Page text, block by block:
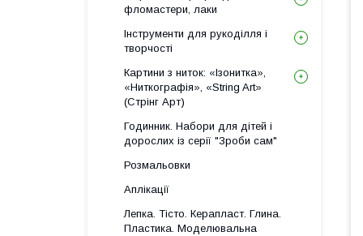
фломастери, лаки
Інструменти для рукоділля і
творчості
Картини з ниток: «Ізонитка»,
«Ниткографія», «String Art»
(Стрінг Арт)
Годинник. Набори для дітей і
дорослих із серії "Зроби сам"
Розмальовки
Аплікації
Лепка. Тісто. Керапласт. Глина.
Пластика. Моделювальна